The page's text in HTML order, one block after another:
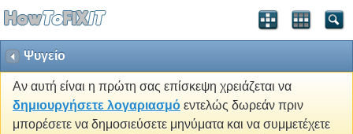
Ψυγείο
Αν αυτή είναι η πρώτη σας επίσκεψη χρειάζεται να
δημιουργήσετε λογαριασμό εντελώς δωρεάν πριν
μπορέσετε να δημοσιεύσετε μηνύματα και να συμμετέχετε